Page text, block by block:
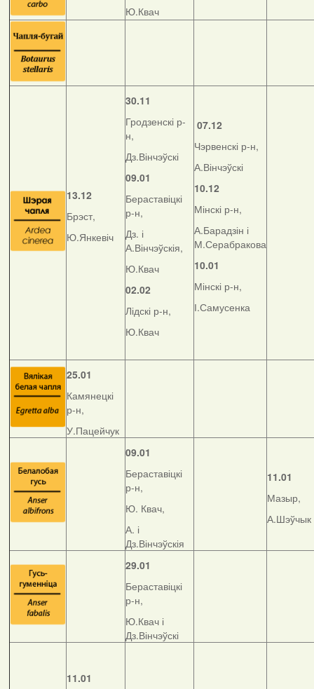
Ю.Квач
13.12
Брэст,
Ю.Янкевіч
30.11
Гродзенскі р-
н,
Дз.Вінчэўскі
09.01
Бераставіцкі
р-н,
Дз. і
А.Вінчэўскія,
Ю.Квач
02.02
Лідскі р-н,
Ю.Квач
07.12
Чэрвенскі р-н,
А.Вінчэўскі
10.12
Мінскі р-н,
А.Барадзін і
М.Серабракова
10.01
Мінскі р-н,
І.Самусенка
25.01
Камянецкі
р-н,
У.Пацейчук
09.01
Бераставіцкі
р-н,
Ю. Квач,
А. і
Дз.Вінчэўскія
11.01
Мазыр,
А.Шэўчык
29.01
Бераставіцкі
р-н,
Ю.Квач і
Дз.Вінчэўскі
11.01